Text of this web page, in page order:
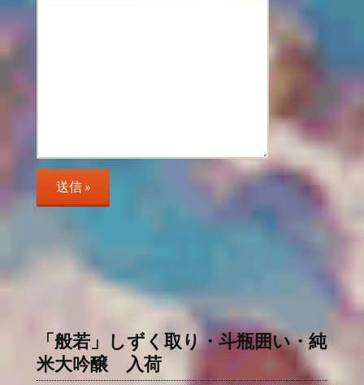
「般若」しずく取り・斗瓶囲い・純
米大吟醸 入荷